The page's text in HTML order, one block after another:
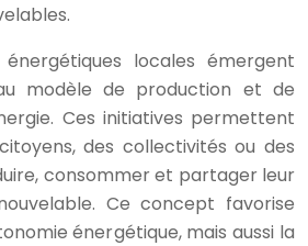
locales émergent
modèle de production et de
Ces initiatives permettent
des collectivités ou des
consommer et partager leur
Ce concept favorise
énergétique, mais aussi la